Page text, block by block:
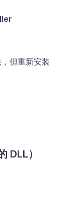
但重新安装
DLL）